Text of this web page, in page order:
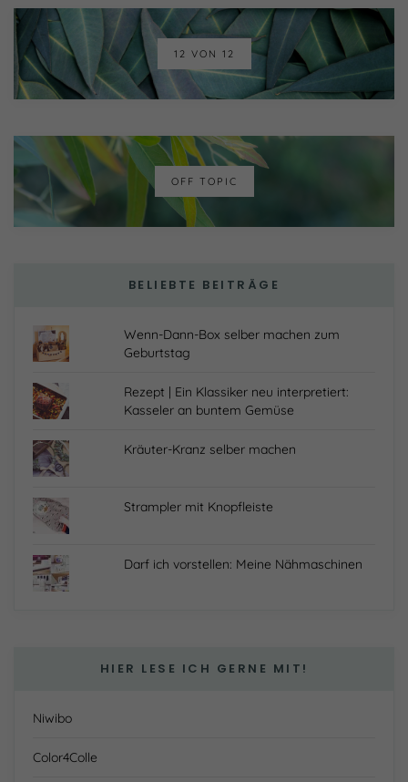
12 VON 12
OFF TOPIC
BELIEBTE BEITRÄGE
Wenn-Dann-Box selber machen zum
Geburtstag
Rezept | Ein Klassiker neu interpretiert:
Kasseler an buntem Gemüse
Kräuter-Kranz selber machen
Strampler mit Knopfleiste
Darf ich vorstellen: Meine Nähmaschinen
HIER LESE ICH GERNE MIT!
Niwibo
Color4Colle